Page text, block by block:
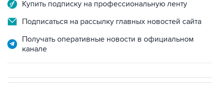
Купить подписку на профессиональную ленту
Подписаться на рассылку главных новостей сайта
Получать оперативные новости в официальном
канале